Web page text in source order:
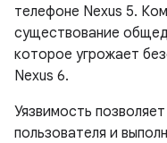
телефоне Nexus 5.
существование
которое угрожает
Nexus 6.
Уязвимость
пользователя и